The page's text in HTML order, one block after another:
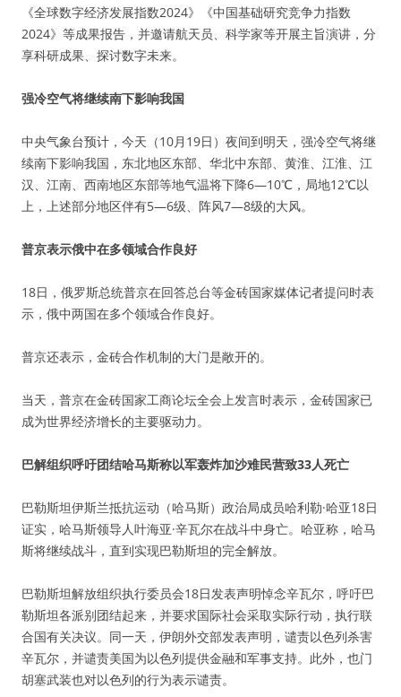
《全球数字经济发展指数2024》《中国基础研究竞争力指数
2024》等成果报告，并邀请航天员、科学家等开展主旨演讲，分
享科研成果、探讨数字未来。
强冷空气将继续南下影响我国
中央气象台预计，今天（10月19日）夜间到明天，强冷空气将继
续南下影响我国，东北地区东部、华北中东部、黄淮、江淮、江
汉、江南、西南地区东部等地气温将下降6—10℃，局地12℃以
上，上述部分地区伴有5—6级、阵风7—8级的大风。
普京表示俄中在多领域合作良好
18日，俄罗斯总统普京在回答总台等金砖国家媒体记者提问时表
示，俄中两国在多个领域合作良好。
普京还表示，金砖合作机制的大门是敞开的。
当天，普京在金砖国家工商论坛全会上发言时表示，金砖国家已
成为世界经济增长的主要驱动力。
巴解组织呼吁团结哈马斯称以军轰炸加沙难民营致33人死亡
巴勒斯坦伊斯兰抵抗运动（哈马斯）政治局成员哈利勒·哈亚18日
证实，哈马斯领导人叶海亚·辛瓦尔在战斗中身亡。哈亚称，哈马
斯将继续战斗，直到实现巴勒斯坦的完全解放。
巴勒斯坦解放组织执行委员会18日发表声明悼念辛瓦尔，呼吁巴
勒斯坦各派别团结起来，并要求国际社会采取实际行动，执行联
合国有关决议。同一天，伊朗外交部发表声明，谴责以色列杀害
辛瓦尔，并谴责美国为以色列提供金融和军事支持。此外，也门
胡塞武装也对以色列的行为表示谴责。